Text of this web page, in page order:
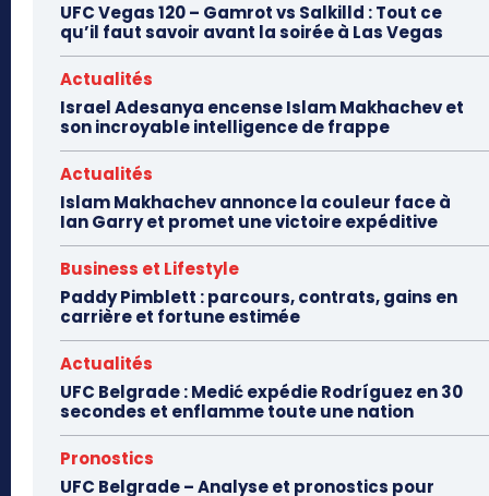
UFC Vegas 120 – Gamrot vs Salkilld : Tout ce
qu’il faut savoir avant la soirée à Las Vegas
Actualités
Israel Adesanya encense Islam Makhachev et
son incroyable intelligence de frappe
Actualités
Islam Makhachev annonce la couleur face à
Ian Garry et promet une victoire expéditive
Business et Lifestyle
Paddy Pimblett : parcours, contrats, gains en
carrière et fortune estimée
Actualités
UFC Belgrade : Medić expédie Rodríguez en 30
secondes et enflamme toute une nation
Pronostics
UFC Belgrade – Analyse et pronostics pour